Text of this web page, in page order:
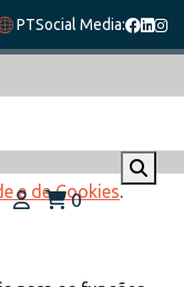
de cookies
necessários,
uma boa experiência
e de Cookies.
PTSocial Media:
0